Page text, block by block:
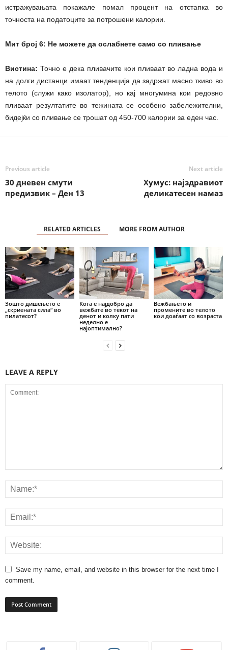
истражувањата покажале помал процент на отстапка во
точноста на податоците за потрошени калории.
Мит број 6: Не можете да ослабнете само со пливање
Вистина: Точно е дека пливачите кои пливаат во ладна вода и
на долги дистанци имаат тенденција да задржат масно ткиво во
телото (служи како изолатор), но кај многумина кои редовно
пливаат резултатите во тежината се особено забележителни,
бидејќи со пливање се трошат од 450-700 калории за еден час.
Previous article
30 дневен смути
предизвик – Ден 13
Next article
Хумус: најздравиот
деликатесен намаз
RELATED ARTICLES MORE FROM AUTHOR
Зошто дишењето е
„скриената сила“ во
пилатесот?
Кога е најдобро да
вежбате во текот на
денот и колку пати
неделно е
најоптимално?
Вежбањето и
промените во телото
кои доаѓаат со возраста
LEAVE A REPLY
Save my name, email, and website in this browser for the next time I
comment.